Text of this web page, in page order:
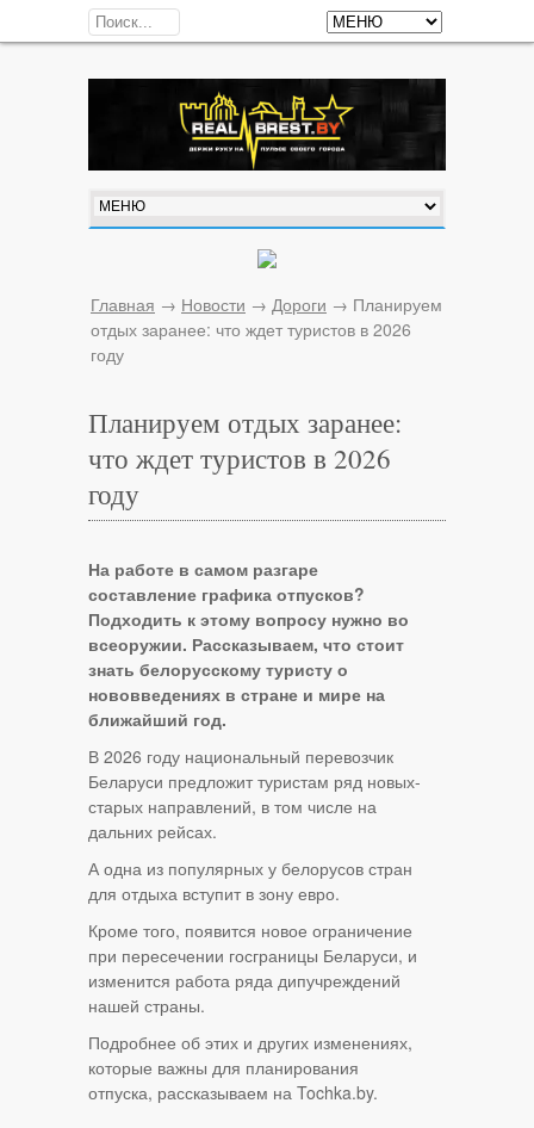
Главная → Новости → Дороги → Планируем
отдых заранее: что ждет туристов в 2026
году
Планируем отдых заранее:
что ждет туристов в 2026
году
На работе в самом разгаре
составление графика отпусков?
Подходить к этому вопросу нужно во
всеоружии. Рассказываем, что стоит
знать белорусскому туристу о
нововведениях в стране и мире на
ближайший год.
В 2026 году национальный перевозчик
Беларуси предложит туристам ряд новых-
старых направлений, в том числе на
дальних рейсах.
А одна из популярных у белорусов стран
для отдыха вступит в зону евро.
Кроме того, появится новое ограничение
при пересечении госграницы Беларуси, и
изменится работа ряда дипучреждений
нашей страны.
Подробнее об этих и других изменениях,
которые важны для планирования
отпуска, рассказываем на Tochka.by.